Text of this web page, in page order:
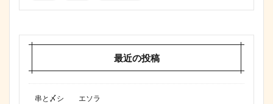
最近の投稿
串と〆シ エソラ